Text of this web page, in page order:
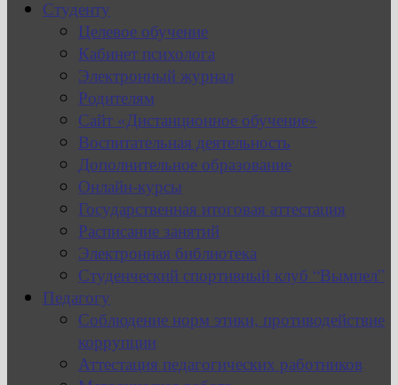
Студенту
Целевое обучение
Кабинет психолога
Электронный журнал
Родителям
Сайт «Дистанционное обучение»
Воспитательная деятельность
Дополнительное образование
Онлайн-курсы
Государственная итоговая аттестация
Расписание занятий
Электронная библиотека
Студенческий спортивный клуб “Вымпел”
Педагогу
Соблюдение норм этики, противодействие
коррупции
Аттестация педагогических работников